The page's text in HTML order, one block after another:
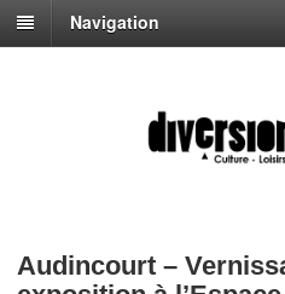
Navigation
Audincourt –